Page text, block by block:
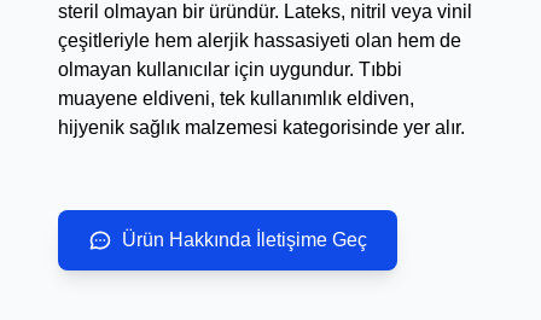
steril olmayan bir üründür. Lateks, nitril veya vinil
çeşitleriyle hem alerjik hassasiyeti olan hem de
olmayan kullanıcılar için uygundur. Tıbbi
muayene eldiveni, tek kullanımlık eldiven,
hijyenik sağlık malzemesi kategorisinde yer alır.
Ürün Hakkında İletişime Geç